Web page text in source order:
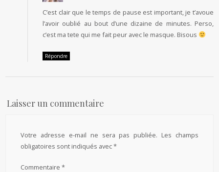
C’est clair que le temps de pause est important, je t’avoue
l’avoir oublié au bout d’une dizaine de minutes. Perso,
c’est ma tete qui me fait peur avec le masque. Bisous
Répondre
Laisser un commentaire
Votre adresse e-mail ne sera pas publiée. Les champs
obligatoires sont indiqués avec*
Commentaire*